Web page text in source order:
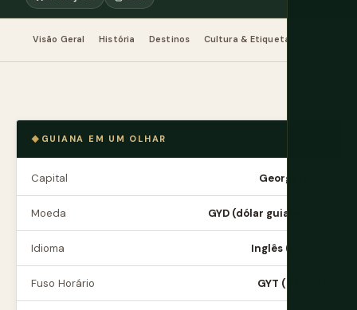
Visão Geral História Destinos Cultura & Etiqueta
GUIANA EM UM OLHAR
Capital Georgetown
Moeda GYD (dólar guianense)
Idioma Inglês (oficial)
Fuso Horário GYT (UTC-4)